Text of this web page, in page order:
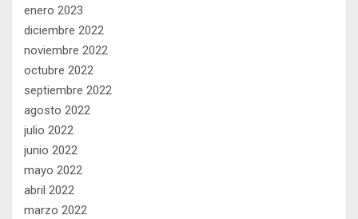
enero 2023
diciembre 2022
noviembre 2022
octubre 2022
septiembre 2022
agosto 2022
julio 2022
junio 2022
mayo 2022
abril 2022
marzo 2022